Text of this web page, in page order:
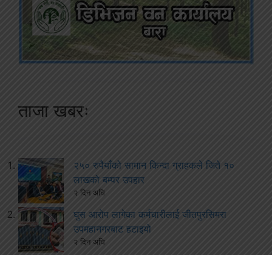
ताजा खबरः
२५० रुपैयाँको सामान किन्दा ग्राहकले जिते १०
लाखको बम्पर उपहार
२ दिन अघि
घुस आरोप लागेका कर्मचारीलाई जीतपुरसिमरा
उपमहानगरबाट हटाइयो
२ दिन अघि